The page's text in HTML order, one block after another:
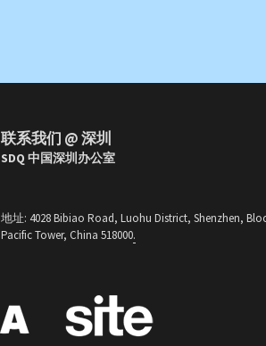
联系我们 @ 深圳
SDQ 中国深圳办公室
地址: 4028 Bibiao Road, Luohu District, Shenzhen,
Pacific Tower, China 518000.